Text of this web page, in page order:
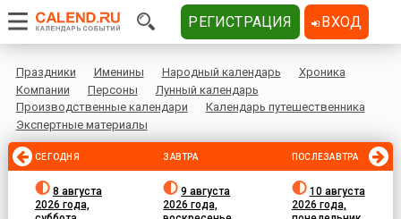
Праздники Именины Народный календарь
Хроника
Компании
Персоны
Лунный календарь
Производственные календари
Календарь путешественника
Экспертные материалы
СЕГОДНЯ
8 августа
2026 года,
ЗАВТРА
9 августа
2026 года,
ПОСЛЕЗАВТРА
10 августа
2026 года,
РЕГИСТРАЦИЯ ВХОД